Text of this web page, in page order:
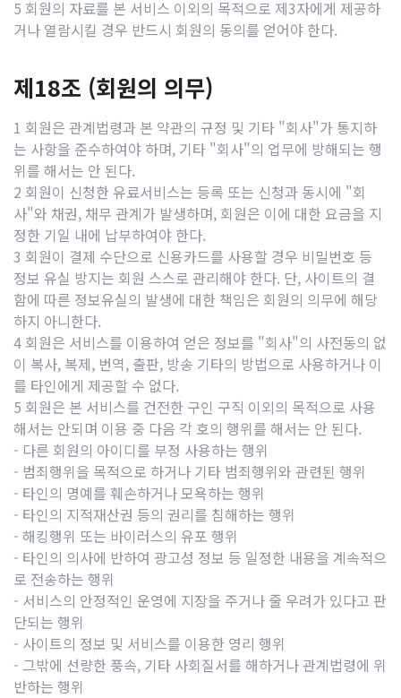
5 회원의 자료를 본 서비스 이외의 목적으로 제3자에게 제공하
거나 열람시킬 경우 반드시 회원의 동의를 얻어야 한다.
제18조 (회원의 의무)
1 회원은 관계법령과 본 약관의 규정 및 기타 "회사"가 통지하
는 사항을 준수하여야 하며, 기타 "회사"의 업무에 방해되는 행
위를 해서는 안 된다.
2 회원이 신청한 유료서비스는 등록 또는 신청과 동시에 "회
사"와 채권, 채무 관계가 발생하며, 회원은 이에 대한 요금을 지
정한 기일 내에 납부하여야 한다.
3 회원이 결제 수단으로 신용카드를 사용할 경우 비밀번호 등
정보 유실 방지는 회원 스스로 관리해야 한다. 단, 사이트의 결
함에 따른 정보유실의 발생에 대한 책임은 회원의 의무에 해당
하지 아니한다.
4 회원은 서비스를 이용하여 얻은 정보를 "회사"의 사전동의 없
이 복사, 복제, 번역, 출판, 방송 기타의 방법으로 사용하거나 이
를 타인에게 제공할 수 없다.
5 회원은 본 서비스를 건전한 구인 구직 이외의 목적으로 사용
해서는 안되며 이용 중 다음 각 호의 행위를 해서는 안 된다.
- 다른 회원의 아이디를 부정 사용하는 행위
- 범죄행위을 목적으로 하거나 기타 범죄행위와 관련된 행위
- 타인의 명예를 훼손하거나 모욕하는 행위
- 타인의 지적재산권 등의 권리를 침해하는 행위
- 해킹행위 또는 바이러스의 유포 행위
- 타인의 의사에 반하여 광고성 정보 등 일정한 내용을 계속적으
로 전송하는 행위
- 서비스의 안정적인 운영에 지장을 주거나 줄 우려가 있다고 판
단되는 행위
- 사이트의 정보 및 서비스를 이용한 영리 행위
- 그밖에 선량한 풍속, 기타 사회질서를 해하거나 관계법령에 위
반하는 행위